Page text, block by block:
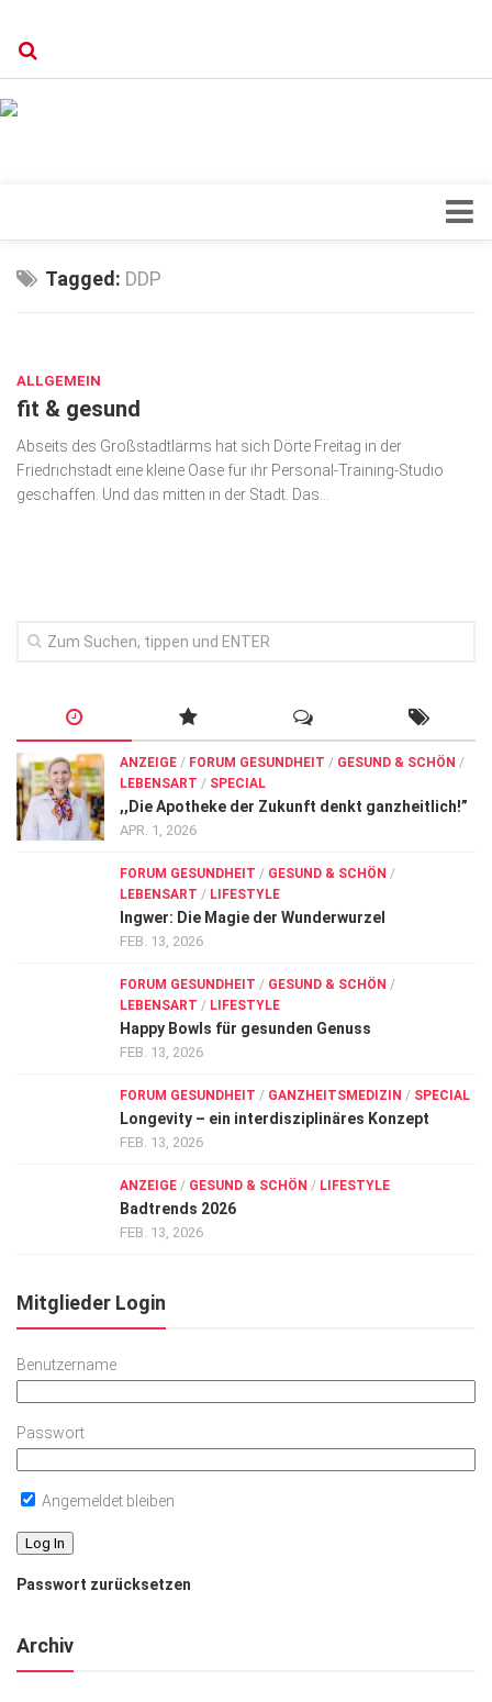
Orthopädie
Schönheit & Wohlbefinden
Special
Wirtschaft, Recht, Finanzen
Innovationen
Kampf gegen Krebs
Hören
Lebensart
Tagged: DDP
ALLGEMEIN
fit & gesund
Abseits des Großstadtlärms hat sich Dörte Freitag in der
Friedrichstadt eine kleine Oase für ihr Personal-Training-Studio
geschaffen. Und das mitten in der Stadt. Das...
ANZEIGE / FORUM GESUNDHEIT / GESUND & SCHÖN /
LEBENSART / SPECIAL
,,Die Apotheke der Zukunft denkt ganzheitlich!”
APR. 1, 2026
FORUM GESUNDHEIT / GESUND & SCHÖN /
LEBENSART / LIFESTYLE
Ingwer: Die Magie der Wunderwurzel
FEB. 13, 2026
FORUM GESUNDHEIT / GESUND & SCHÖN /
LEBENSART / LIFESTYLE
Happy Bowls für gesunden Genuss
FEB. 13, 2026
FORUM GESUNDHEIT / GANZHEITSMEDIZIN / SPECIAL
Longevity – ein interdisziplinäres Konzept
FEB. 13, 2026
ANZEIGE / GESUND & SCHÖN / LIFESTYLE
Badtrends 2026
FEB. 13, 2026
Mitglieder Login
Benutzername
Passwort
Angemeldet bleiben
Passwort zurücksetzen
Archiv